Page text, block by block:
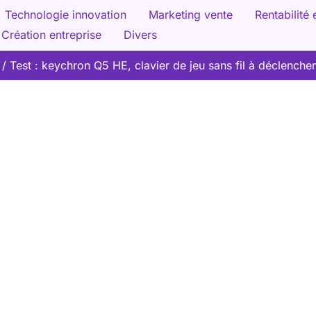
Technologie innovation Marketing vente Rentabilité
Création entreprise Divers
Test : keychron Q5 HE, clavier de jeu sans fil à